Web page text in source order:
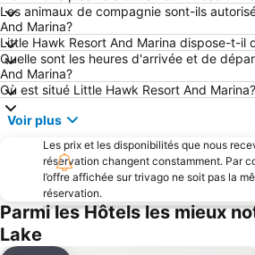
Les animaux de compagnie sont-ils
And Marina?
Little Hawk Resort And Marina dispose-t-il
Quelle sont les heures d'arrivée et de
And Marina?
Où est situé Little Hawk Resort And Marina?
Voir plus
Les prix et les disponibilités que nous
réservation changent constamment. Par
l’offre affichée sur trivago ne soit pas la
réservation.
Parmi les Hôtels les mieux
Lake